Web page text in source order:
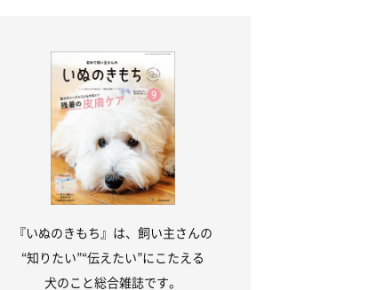
『いぬのきもち』は、飼い主さんの
“知りたい”“伝えたい”にこたえる
犬のこと総合雑誌です。